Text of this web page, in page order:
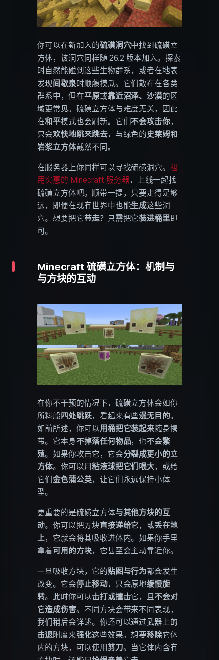
你可以在新加入的硫磺洞穴中找到硫磺立
方体，该洞穴同样随 26.2 版本加入。探索
时自然能碰到这些生物群系，或者在地表
发现间歇泉时顺藤摸瓜。它们散布在各类
群系中，但在平原或靠近沼泽、沙漠的区
域更常见。硫磺立方体与难度无关，因此
在和平模式也会刷新。它们不会攻击你，
只会欢快地跳来跳去，与绿色的史莱姆和
岩浆立方体截然不同。
在服务器上你同样可以寻找硫磺洞穴。 租
用实惠的 Minecraft 服务器，上线一起找
硫磺立方体吧。顺带一提，只要走得足够
远，即便在现有世界中也能生成这些洞
穴。想要把它带走？只需把它装进桶里即
可。
Minecraft 硫磺立方体：机制与
与方块的互动
在你不干预的情况下，硫磺立方体会如你
所料般 四处跳跃，看起来有些漫无目的。
如前所述，你可以用桶把它装起来随身携
带。它本身不掉落任何物品，也不会繁
殖。如果你攻击它，它会分裂成更小的立
方体。你可以用粘液球把它们喂大，或给
它们 金色蒲公英，让它们永远保持小体
型。
更重要的是硫磺立方体与其他方块的互
动。你可以把方块直接递给它，或丢在地
上，它就会将其吸收进体内。如果你手里
拿着可用的方块，它甚至会主动靠近你。
一旦吸收方块，它的贴图与行为都会发生
改变。它会停止移动，只会原地缓慢旋
转。此时你可以击打或撞击它，且不会对
它造成伤害。不同方块会带来不同表现，
我们稍后会详述。你还可以通过武器上的
击退附魔来强化这些效果。想要移除它体
内的方块，可以使用 剪刀。当它体内含有